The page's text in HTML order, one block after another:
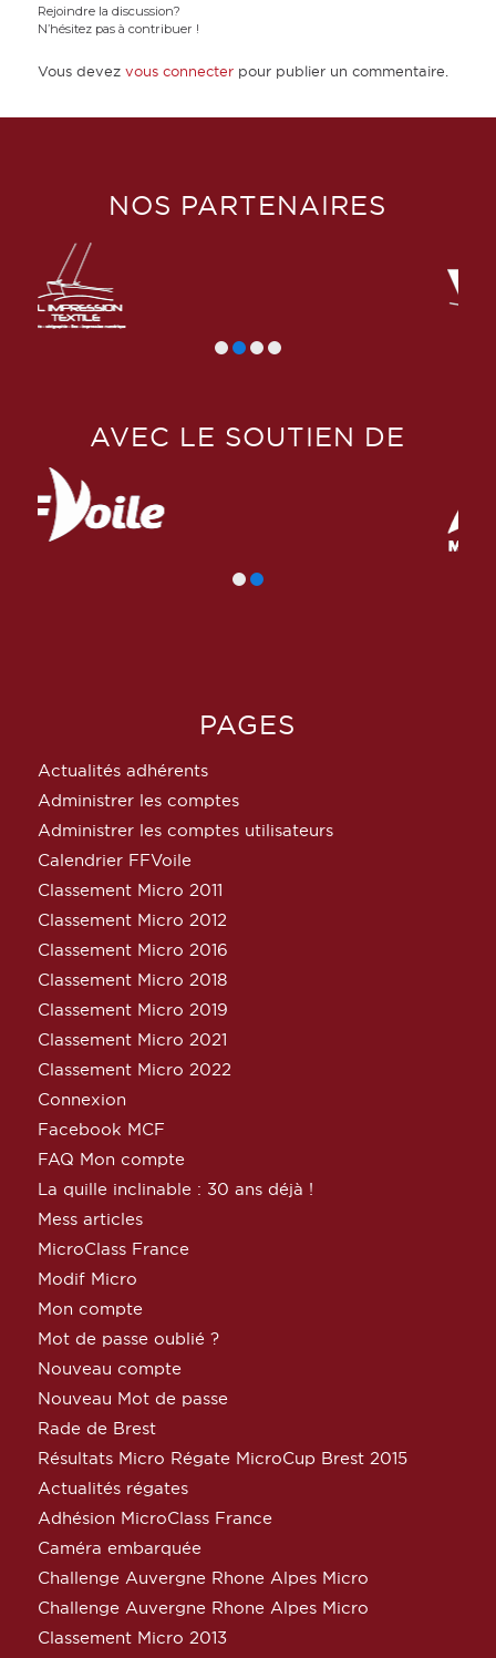
Rejoindre la discussion?
N’hésitez pas à contribuer !
Vous devez vous connecterpour publier un commentaire.
NOS PARTENAIRES
AVEC LE SOUTIEN DE
PAGES
Actualités adhérents
Administrer les comptes
Administrer les comptes utilisateurs
Calendrier FFVoile
Classement Micro 2011
Classement Micro 2012
Classement Micro 2016
Classement Micro 2018
Classement Micro 2019
Classement Micro 2021
Classement Micro 2022
Connexion
Facebook MCF
FAQ Mon compte
La quille inclinable : 30 ans déjà !
Mess articles
MicroClass France
Modif Micro
Mon compte
Mot de passe oublié ?
Nouveau compte
Nouveau Mot de passe
Rade de Brest
Résultats Micro Régate MicroCup Brest 2015
Actualités régates
Adhésion MicroClass France
Caméra embarquée
Challenge Auvergne Rhone Alpes Micro
Challenge Auvergne Rhone Alpes Micro
Classement Micro 2013